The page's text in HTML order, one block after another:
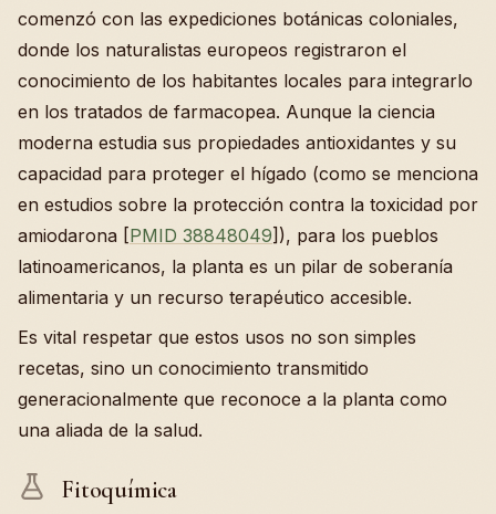
comenzó con las expediciones botánicas coloniales,
donde los naturalistas europeos registraron el
conocimiento de los habitantes locales para integrarlo
en los tratados de farmacopea. Aunque la ciencia
moderna estudia sus propiedades antioxidantes y su
capacidad para proteger el hígado (como se menciona
en estudios sobre la protección contra la toxicidad por
amiodarona [PMID 38848049]), para los pueblos
latinoamericanos, la planta es un pilar de soberanía
alimentaria y un recurso terapéutico accesible.
Es vital respetar que estos usos no son simples
recetas, sino un conocimiento transmitido
generacionalmente que reconoce a la planta como
una aliada de la salud.
Fitoquímica